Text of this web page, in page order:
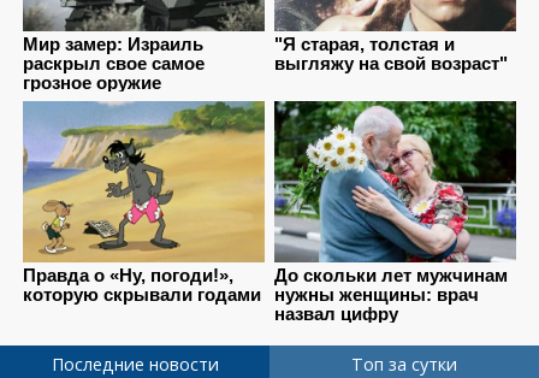
Последние новости Топ за сутки